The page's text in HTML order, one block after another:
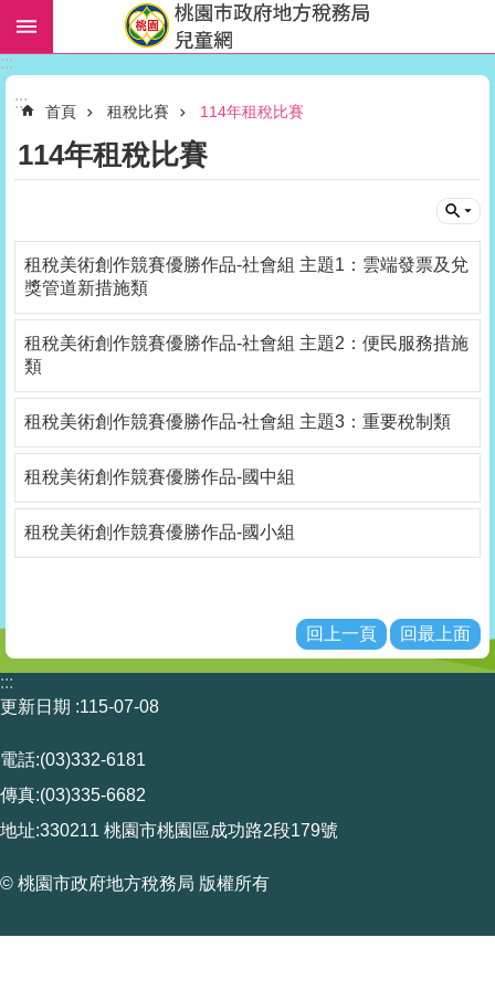
跳到主要內容區塊
進
階
尋
教
材
下
載
活
動
報
報
租
稅
結
Youtube
回
頁
:::
::: 首頁 租稅比賽 114年租稅比賽
114年租稅比賽
租稅美術創作競賽優勝作品-社會組 主題1：雲端發票及兌
獎管道新措施類
租稅美術創作競賽優勝作品-社會組 主題2：便民服務措施
類
租稅美術創作競賽優勝作品-社會組 主題3：重要稅制類
租稅美術創作競賽優勝作品-國中組
租稅美術創作競賽優勝作品-國小組
回上一頁 回最上面
:::
更新日期
115-07-08
電話:(03)332-6181
傳真:(03)335-6682
地址:330211 桃園市桃園區成功路2段179號
© 桃園市政府地方稅務局 版權所有